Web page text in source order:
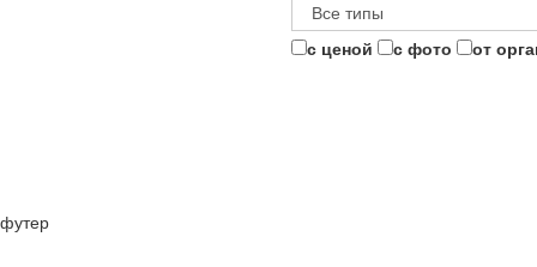
с ценой с фото от
футер